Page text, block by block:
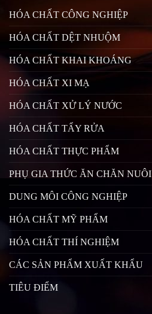
HÓA CHẤT CÔNG NGHIỆP
HÓA CHẤT DỆT NHUỘM
HÓA CHẤT KHAI KHOÁNG
HÓA CHẤT XI MẠ
HÓA CHẤT XỬ LÝ NƯỚC
HÓA CHẤT TẨY RỬA
HÓA CHẤT THỰC PHẨM
PHỤ GIA THỨC ĂN CHĂN NUÔI
DUNG MÔI CÔNG NGHIỆP
HÓA CHẤT MỸ PHẨM
HÓA CHẤT THÍ NGHIỆM
CÁC SẢN PHẨM XUẤT KHẨU
TIÊU ĐIỂM